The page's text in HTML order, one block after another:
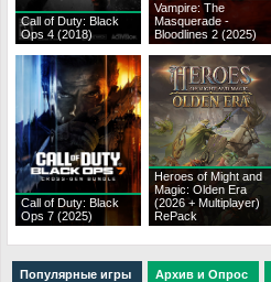
Call of Duty: Black
Ops 4 (2018)
Vampire: The
Masquerade -
Bloodlines 2 (2025)
Call of Duty: Black
Ops 7 (2025)
Heroes of Might and
Magic: Olden Era
(2026 + Multiplayer)
RePack
Популярные игры Архив и Опрос